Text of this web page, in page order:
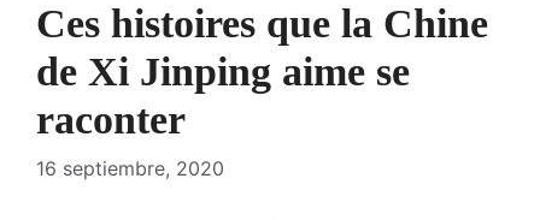
Ces histoires que la Chine
de Xi Jinping aime se
raconter
16 septiembre, 2020